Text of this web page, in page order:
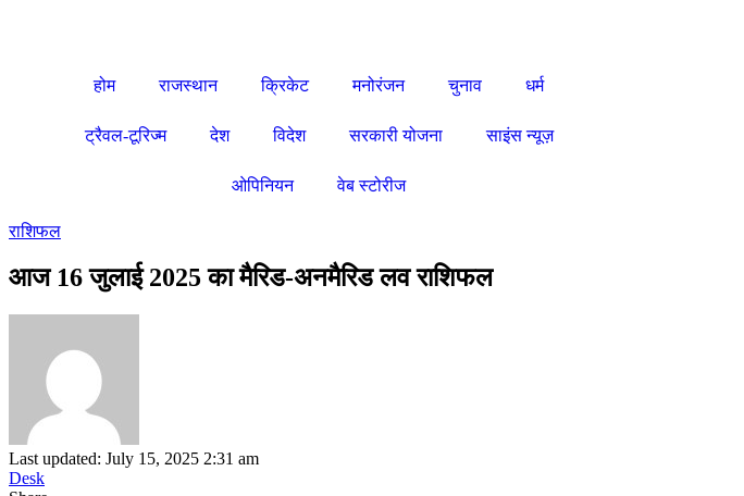
होम राजस्थान क्रिकेट मनोरंजन चुनाव धर्म
ट्रैवल-टूरिज्म देश विदेश सरकारी योजना साइंस न्यूज़
ओपिनियन वेब स्टोरीज
राशिफल
आज 16 जुलाई 2025 का मैरिड-अनमैरिड लव राशिफल
Last updated: July 15, 2025 2:31 am
Desk